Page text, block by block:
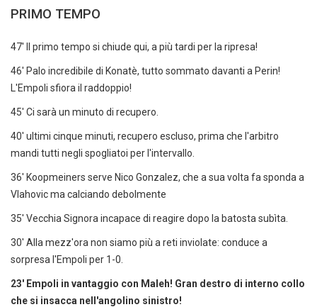
PRIMO TEMPO
47' Il primo tempo si chiude qui, a più tardi per la ripresa!
46' Palo incredibile di Konatè, tutto sommato davanti a Perin!
L'Empoli sfiora il raddoppio!
45' Ci sarà un minuto di recupero.
40' ultimi cinque minuti, recupero escluso, prima che l'arbitro
mandi tutti negli spogliatoi per l'intervallo.
36' Koopmeiners serve Nico Gonzalez, che a sua volta fa sponda a
Vlahovic ma calciando debolmente
35' Vecchia Signora incapace di reagire dopo la batosta subìta.
30' Alla mezz'ora non siamo più a reti inviolate: conduce a
sorpresa l'Empoli per 1-0.
23' Empoli in vantaggio con Maleh! Gran destro di interno collo
che si insacca nell'angolino sinistro!